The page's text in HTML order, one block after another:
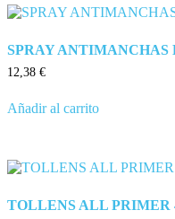
SPRAY ANTIMANCHAS
12,38 €
Añadir al carrito
TOLLENS ALL PRIMER